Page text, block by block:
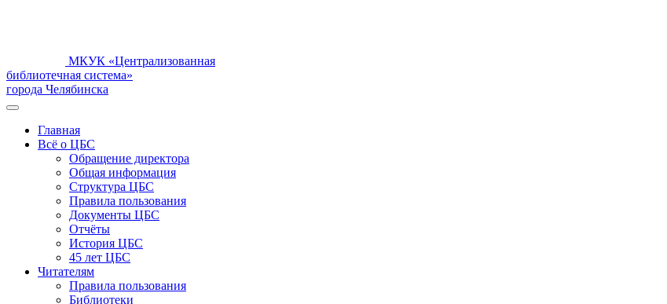
МКУК «Централизованная
библиотечная система»
города Челябинска
Главная
Всё о ЦБС
Обращение директора
Общая информация
Структура ЦБС
Правила пользования
Документы ЦБС
Отчёты
История ЦБС
45 лет ЦБС
Читателям
Правила пользования
Библиотеки